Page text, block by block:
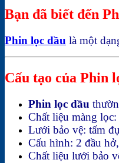
Bạn đã biết đến
Phin lọc dầu là một
Cấu tạo của Phin
Phin lọc dầu
Chất liệu màng
Lưới bảo vệ: tấm
Cấu hình: 2 đầu
Chất liệu lưới bảo